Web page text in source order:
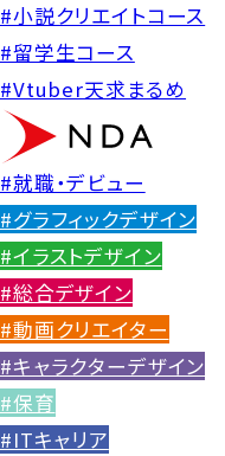
#小説クリエイトコース
#留学生コース
#Vtuber天求まるめ
#就職・デビュー
#グラフィックデザイン
#イラストデザイン
#総合デザイン
#動画クリエイター
#キャラクターデザイン
#保育
#ITキャリア